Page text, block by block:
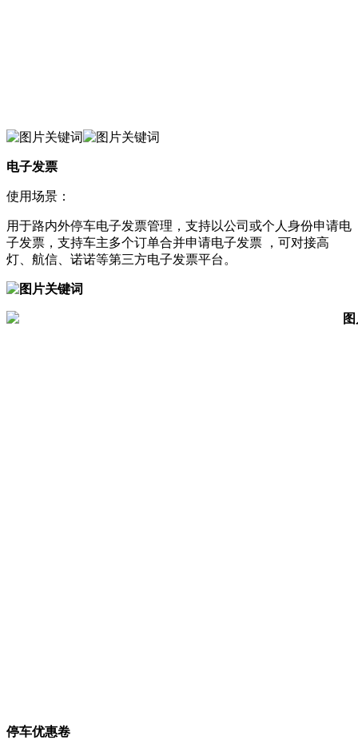
电子发票
使用场景：
用于路内外停车电子发票管理，支持以公司或个人身份申请电
子发票，支持车主多个订单合并申请电子发票 ，可对接高
灯、航信、诺诺等第三方电子发票平台。
停车优惠卷